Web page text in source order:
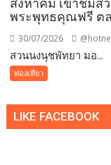
พระพุทธคุณฟรี ต
30/07/2026
สวนนงนุชพัทยา มอ...
ท่องเที่ยว
LIKE FACEBOOK